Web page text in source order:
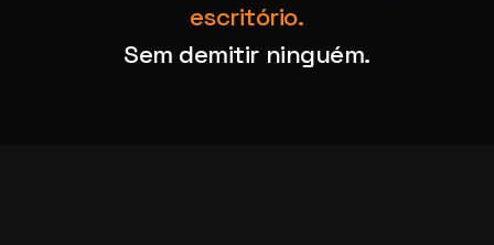
escritório.
Sem demitir ninguém.